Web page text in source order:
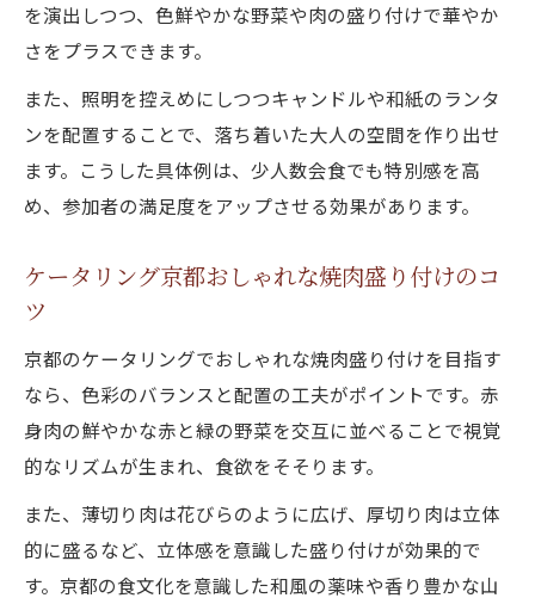
を演出しつつ、色鮮やかな野菜や肉の盛り付けで華やか
さをプラスできます。
また、照明を控えめにしつつキャンドルや和紙のランタ
ンを配置することで、落ち着いた大人の空間を作り出せ
ます。こうした具体例は、少人数会食でも特別感を高
め、参加者の満足度をアップさせる効果があります。
ケータリング京都おしゃれな焼肉盛り付けのコ
ツ
京都のケータリングでおしゃれな焼肉盛り付けを目指す
なら、色彩のバランスと配置の工夫がポイントです。赤
身肉の鮮やかな赤と緑の野菜を交互に並べることで視覚
的なリズムが生まれ、食欲をそそります。
また、薄切り肉は花びらのように広げ、厚切り肉は立体
的に盛るなど、立体感を意識した盛り付けが効果的で
す。京都の食文化を意識した和風の薬味や香り豊かな山